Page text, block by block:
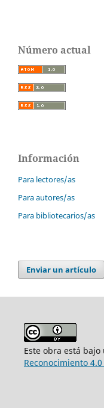
Número actual
Información
Para lectores/as
Para autores/as
Para bibliotecarios/as
Enviar un artículo
Este obra está bajo
Reconocimiento